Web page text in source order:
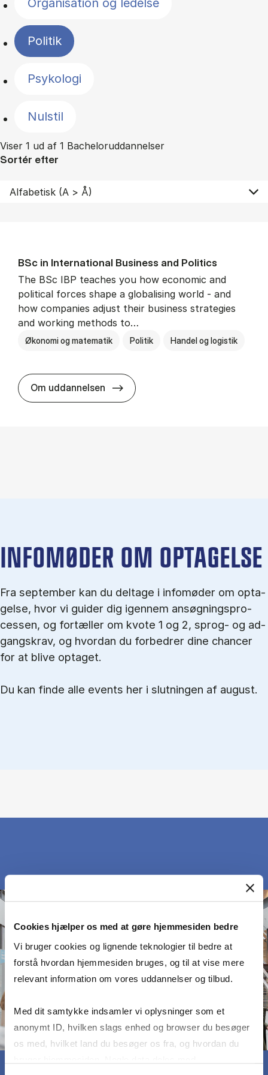
Cookies hjælper os med at gøre hjemmesiden bedre
Vi bruger cookies og lignende teknologier til bedre at
forstå hvordan hjemmesiden bruges, og til at vise mere
relevant information om vores uddannelser og tilbud.
Med dit samtykke indsamler vi oplysninger som et
anonymt ID, hvilken slags enhed og browser du besøger
os med, hvilket land du besøger os fra, og hvordan du
Organisation og ledelse
Politik
Psykologi
Nulstil
Viser 1 ud af 1 Bacheloruddannelser
Sortér efter
BSc in In­ter­na­tion­al Busi­ness and Polit­ics
The BSc IBP teaches you how economic and
political forces shape a globalising world - and
how companies adjust their business strategies
and working methods to…
Økonomi og matematik Politik Handel og logistik
Om uddannelsen BSc in In­ter­na­tion­al Busi­ness
IN­FO­MØ­DER OM OP­TA­GEL­SE
Fra september kan du del­tage i in­fo­mø­der om op­ta­
gel­se, hvor vi gu­i­der dig igen­nem an­søg­nings­pro­
ces­sen, og for­tæl­ler om kvo­te 1 og 2, sprog- og ad­
gangs­krav, og hvordan du forbedrer dine chancer
for at blive optaget.
Du kan finde alle events her i slutningen af august.